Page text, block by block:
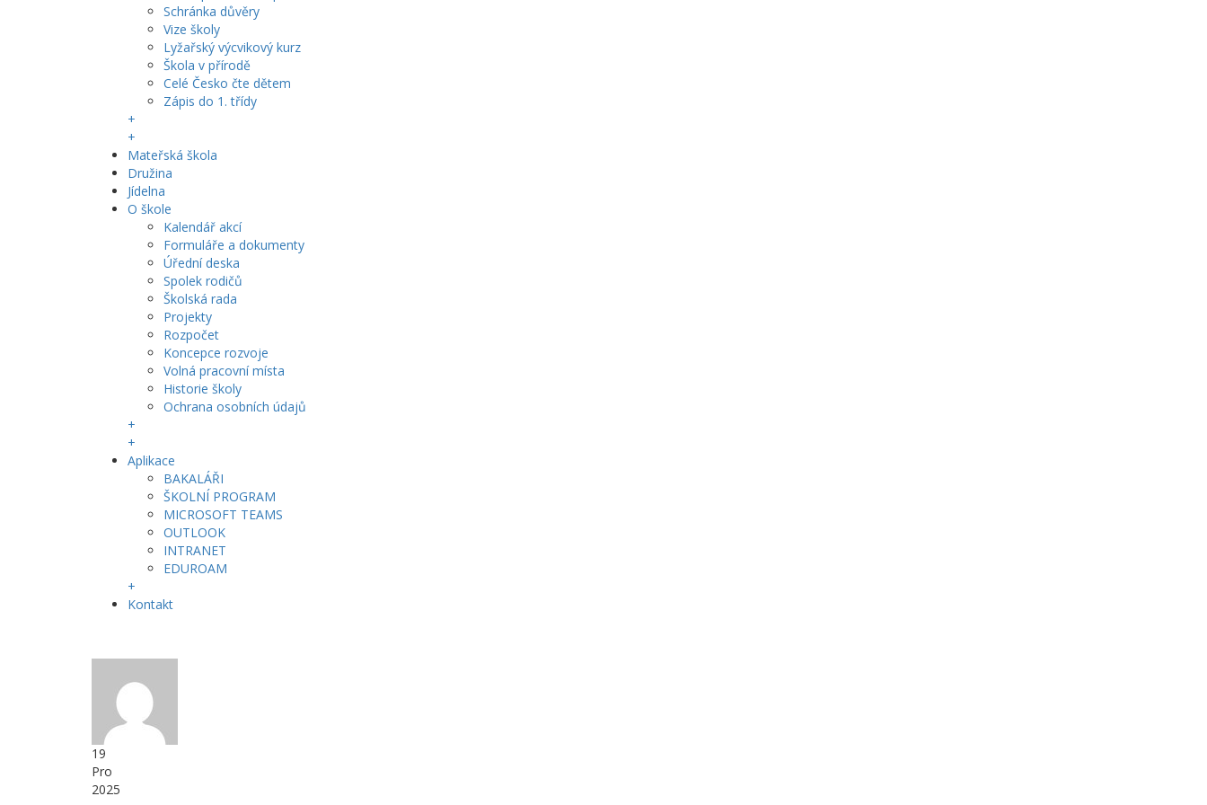
Schránka důvěry
Vize školy
Lyžařský výcvikový kurz
Škola v přírodě
Celé Česko čte dětem
Zápis do 1. třídy
+
+
Mateřská škola
Družina
Jídelna
O škole
Kalendář akcí
Formuláře a dokumenty
Úřední deska
Spolek rodičů
Školská rada
Projekty
Rozpočet
Koncepce rozvoje
Volná pracovní místa
Historie školy
Ochrana osobních údajů
+
+
Aplikace
BAKALÁŘI
ŠKOLNÍ PROGRAM
MICROSOFT TEAMS
OUTLOOK
INTRANET
EDUROAM
+
Kontakt
19
Pro
2025